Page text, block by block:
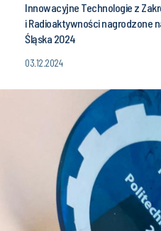
Innowacyjne Technologie z
i Radioaktywności nagrodzone
Śląska 2024
03.12.2024